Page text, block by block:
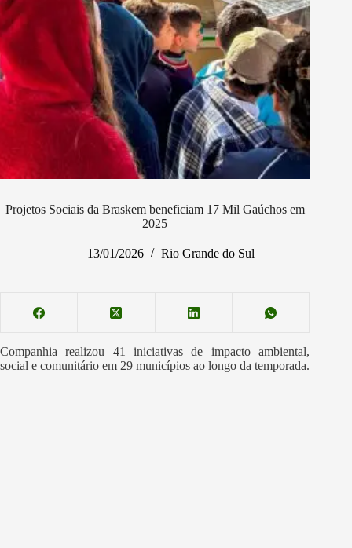
Projetos Sociais da Braskem beneficiam 17 Mil Gaúchos em
2025
13/01/2026 Rio Grande do Sul
Companhia realizou 41 iniciativas de impacto ambiental,
social e comunitário em 29 municípios ao longo da temporada.